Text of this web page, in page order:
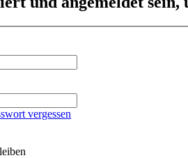
vergessen